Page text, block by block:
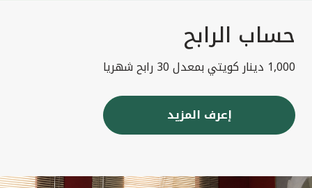
حساب الرابح
1,000 دينار كويتي بمعدل 30 رابح شهريا
إعرف المزيد